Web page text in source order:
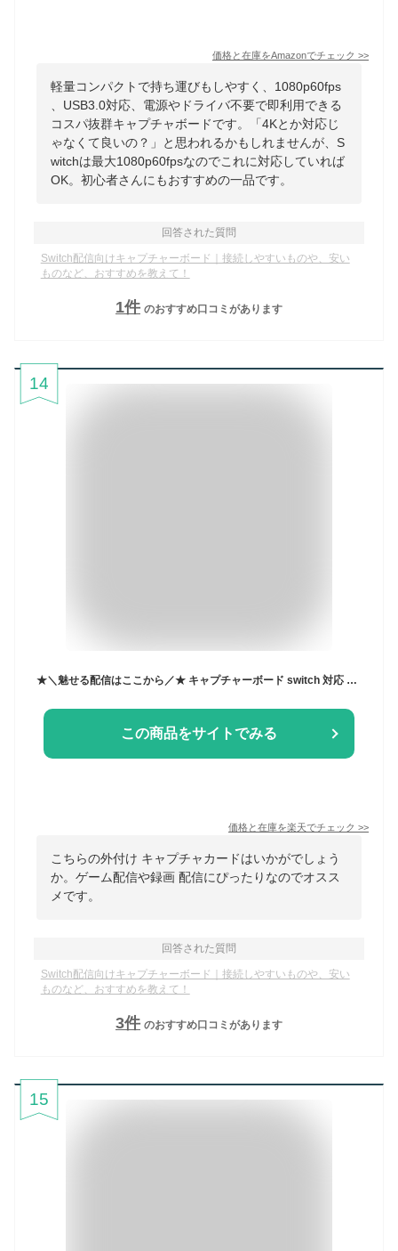
価格と在庫をAmazonでチェック >>
軽量コンパクトで持ち運びもしやすく、1080p60fps
、USB3.0対応、電源やドライバ不要で即利用できる
コスパ抜群キャプチャボードです。「4Kとか対応じ
ゃなくて良いの？」と思われるかもしれませんが、S
witchは最大1080p60fpsなのでこれに対応していれば
OK。初心者さんにもおすすめの一品です。
回答された質問
Switch配信向けキャプチャーボード｜接続しやすいものや、安い
ものなど、おすすめを教えて！
1件 のおすすめ口コミがあります
14
この商品をサイトでみる
価格と在庫を楽天でチェック >>
こちらの外付け キャプチャカードはいかがでしょう
か。ゲーム配信や録画 配信にぴったりなのでオスス
メです。
回答された質問
Switch配信向けキャプチャーボード｜接続しやすいものや、安い
ものなど、おすすめを教えて！
3件 のおすすめ口コミがあります
15